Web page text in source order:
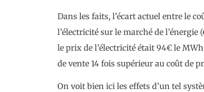
Dans les faits, l’écart actuel entre le
l’électricité sur le marché de l’énergie
le prix de l’électricité était 94€ le
de vente 14 fois supérieur au coût de
On voit bien ici les effets d’un tel